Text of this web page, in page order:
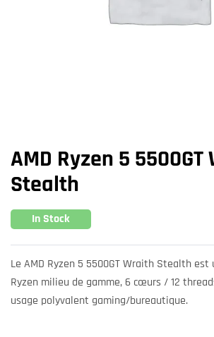
AMD Ryzen 5
Stealth
In Stock
Le AMD Ryzen 5 5500GT Wraith Stealth est
Ryzen milieu de gamme, 6 cœurs / 12
usage polyvalent gaming/bureautique.